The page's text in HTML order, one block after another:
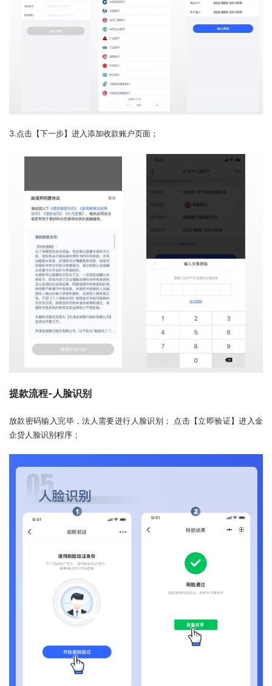
3.点击【下一步】进入添加收款账户页面；
提款流程-人脸识别
放款密码输入完毕，法人需要进行人脸识别； 点击【立即验证】进入金
企贷人脸识别程序；